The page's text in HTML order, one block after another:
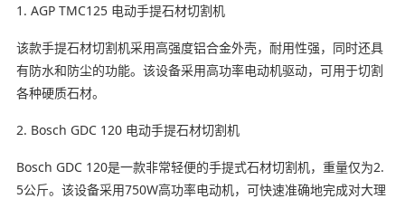
1. AGP TMC125 电动手提石材切割机
该款手提石材切割机采用高强度铝合金外壳，耐用性强，同时还具
有防水和防尘的功能。该设备采用高功率电动机驱动，可用于切割
各种硬质石材。
2. Bosch GDC 120 电动手提石材切割机
Bosch GDC 120是一款非常轻便的手提式石材切割机，重量仅为2.
5公斤。该设备采用750W高功率电动机，可快速准确地完成对大理